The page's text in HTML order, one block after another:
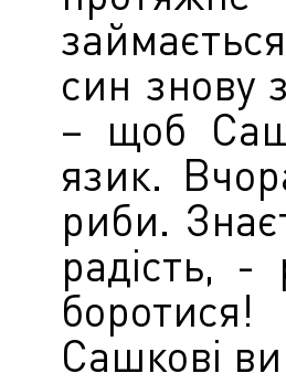
син знову
– щоб
язик.
риби.
радість,
Сашкові